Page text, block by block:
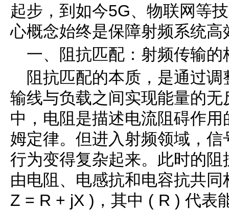
起步，到如今5G、物联网等
心概念始终是保障射频系统
一、阻抗匹配：射频传输的
阻抗匹配的本质，是通过
输线与负载之间实现能量的
中，电阻是描述电流阻碍作
姆定律。但进入射频领域，
行为变得复杂起来。此时的
由电阻、电感抗和电容抗共
Z = R + jX )，其中 ( R ) 代表